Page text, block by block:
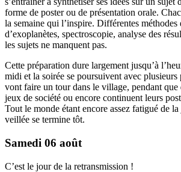
forme de poster ou de présentation orale.
la semaine qui l’inspire. Différentes méthodes
d’exoplanètes, spectroscopie, analyse des
les sujets ne manquent pas.
Cette préparation dure largement jusqu’à
midi et la soirée se poursuivent avec plusieurs
vont faire un tour dans le village, pendant que
jeux de société ou encore continuent leurs
Tout le monde étant encore assez fatigué de la
veillée se termine tôt.
Samedi 06 août
C’est le jour de la retransmission !